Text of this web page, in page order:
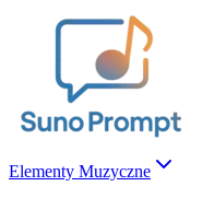
Elementy Muzyczne